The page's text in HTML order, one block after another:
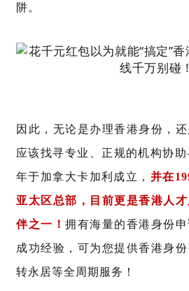
阱。
因此，无论是办理香港身份，
应该找寻专业、正规的机构协
年于加拿大卡加利成立， 并在
亚太区总部，目前更是香港人
伴之一！ 拥有海量的香港身份
成功经验，可为您提供香港身份
转永居等全周期服务！